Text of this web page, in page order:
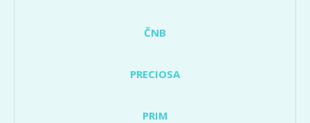
ČNB
PRECIOSA
PRIM